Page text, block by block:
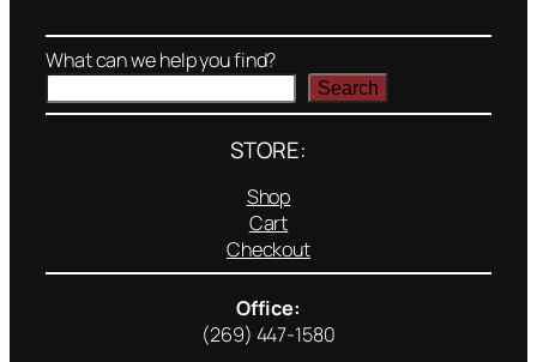
What can we help you find?
Search
STORE:
Shop
Cart
Checkout
Office:
(269) 447-1580